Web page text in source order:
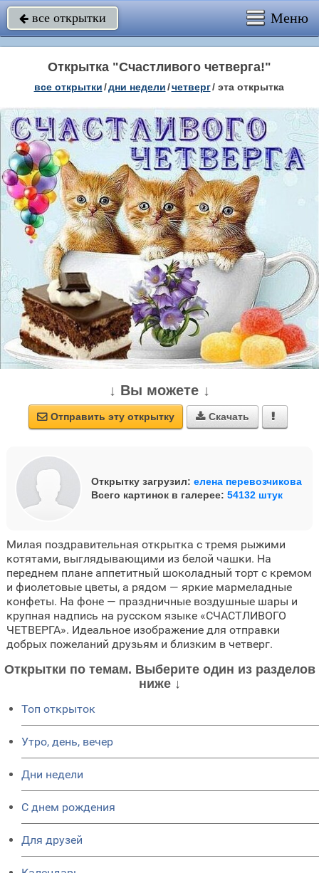
 все открытки Меню
Открытка "Счастливого четверга!"
все открытки/дни недели/четверг/ эта открытка
↓ Вы можете ↓
 Отправить эту открытку  Скачать 
Открытку загрузил: елена перевозчикова
Всего картинок в галерее: 54132 штук
Милая поздравительная открытка с тремя рыжими
котятами, выглядывающими из белой чашки. На
переднем плане аппетитный шоколадный торт с кремом
и фиолетовые цветы, а рядом — яркие мармеладные
конфеты. На фоне — праздничные воздушные шары и
крупная надпись на русском языке «СЧАСТЛИВОГО
ЧЕТВЕРГА». Идеальное изображение для отправки
добрых пожеланий друзьям и близким в четверг.
Открытки по темам. Выберите один из разделов
ниже ↓
Топ открыток
Утро, день, вечер
Дни недели
C днем рождения
Для друзей